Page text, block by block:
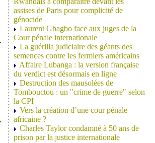
assises de Paris pour complicité de
génocide
Laurent Gbagbo face aux juges de la
Cour pénale internationale
La guérilla judiciaire des géants des
semences contre les fermiers américains
Affaire Lubanga : la version française
du verdict est désormais en ligne
Destruction des mausolées de
Tombouctou : un "crime de guerre" selon
la CPI
Vers la création d’une cour pénale
africaine ?
Charles Taylor condamné à 50 ans de
prison par la justice internationale